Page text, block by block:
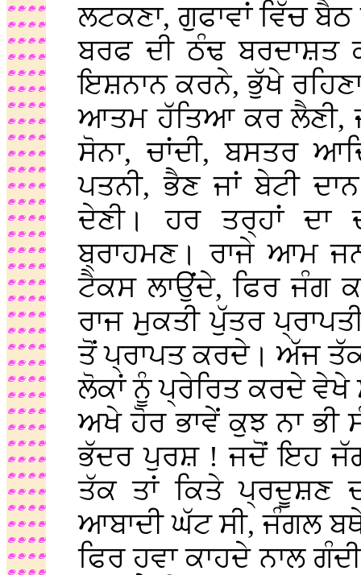
ਲਟਕਣਾ, ਗੁਫਾਵਾਂ ਵਿੱਚ
ਬਰਫ ਦੀ ਠੰਢ ਬਰਦਾਸ਼ਤ
ਇਸ਼ਨਾਨ ਕਰਨੇ, ਭੁੱਖੇ
ਆਤਮ ਹੱਤਿਆ ਕਰ ਲੈਣੀ,
ਸੋਨਾ, ਚਾਂਦੀ, ਬਸਤਰ
ਪਤਨੀ, ਭੈਣ ਜਾਂ ਬੇਟੀ
ਦੇਣੀ। ਹਰ ਤਰ੍ਹਾਂ ਦਾ
ਬ੍ਰਾਹਮਣ। ਰਾਜੇ ਆਮ
ਟੈਕਸ ਲਾਉਂਦੇ, ਫਿਰ ਜੰਗ
ਰਾਜ ਮੁਕਤੀ ਪੁੱਤਰ
ਤੋਂ ਪ੍ਰਾਪਤ ਕਰਦੇ। ਅੱਜ
ਲੋਕਾਂ ਨੂੰ ਪ੍ਰੇਰਿਤ ਕਰਦੇ
ਅਖੇ ਹੋਰ ਭਾਵੇਂ ਕੁਝ ਨਾ ਭੀ
ਭੱਦਰ ਪੁਰਸ਼ ! ਜਦੋਂ ਇਹ ਜੱਗ
ਤੱਕ ਤਾਂ ਕਿਤੇ ਪ੍ਰਦੂਸ਼ਣ
ਆਬਾਦੀ ਘੱਟ ਸੀ, ਜੰਗਲ
ਫਿਰ ਹਵਾ ਕਾਹਦੇ ਨਾਲ